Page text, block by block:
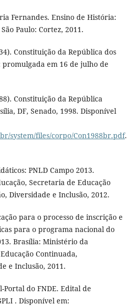
Fernandes. Ensino de História:
Paulo: Cortez, 2011.
Constituição da República dos
promulgada em 16 de julho de
Constituição da República
DF, Senado, 1998. Disponível
system/files/corpo/Con1988br.pdf.
PNLD Campo 2013.
Secretaria de Educação
Diversidade e Inclusão, 2012.
para o processo de inscrição e
para o programa nacional do
Brasília: Ministério da
Continuada,
e Inclusão, 2011.
Portal do FNDE. Edital de
. Disponível em: